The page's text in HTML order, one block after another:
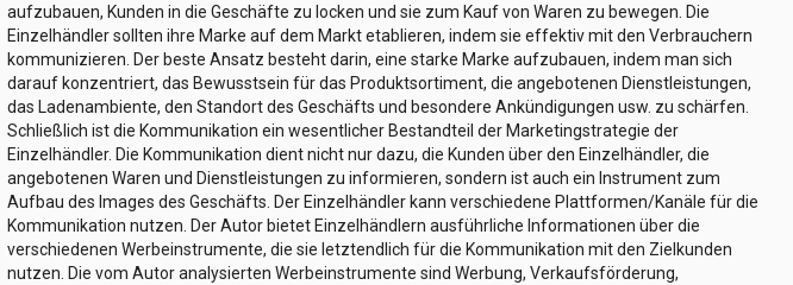
aufzubauen, Kunden in die Geschäfte zu locken und sie zum Kauf von Waren zu bewegen. Die
Einzelhändler sollten ihre Marke auf dem Markt etablieren, indem sie effektiv mit den Verbrauchern
kommunizieren. Der beste Ansatz besteht darin, eine starke Marke aufzubauen, indem man sich
darauf konzentriert, das Bewusstsein für das Produktsortiment, die angebotenen Dienstleistungen,
das Ladenambiente, den Standort des Geschäfts und besondere Ankündigungen usw. zu schärfen.
Schließlich ist die Kommunikation ein wesentlicher Bestandteil der Marketingstrategie der
Einzelhändler. Die Kommunikation dient nicht nur dazu, die Kunden über den Einzelhändler, die
angebotenen Waren und Dienstleistungen zu informieren, sondern ist auch ein Instrument zum
Aufbau des Images des Geschäfts. Der Einzelhändler kann verschiedene Plattformen/Kanäle für die
Kommunikation nutzen. Der Autor bietet Einzelhändlern ausführliche Informationen über die
verschiedenen Werbeinstrumente, die sie letztendlich für die Kommunikation mit den Zielkunden
nutzen. Die vom Autor analysierten Werbeinstrumente sind Werbung, Verkaufsförderung,